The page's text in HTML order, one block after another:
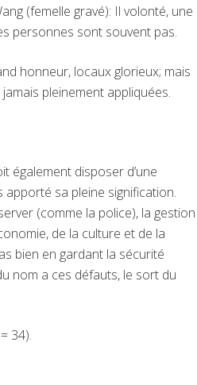
(femelle gravé): Il volonté, une
personnes sont souvent pas.
honneur, locaux glorieux; mais
pleinement appliquées.
également disposer d’une
apporté sa pleine signification.
(comme la police), la gestion
de la culture et de la
bien en gardant la sécurité
nom a ces défauts, le sort du
34).